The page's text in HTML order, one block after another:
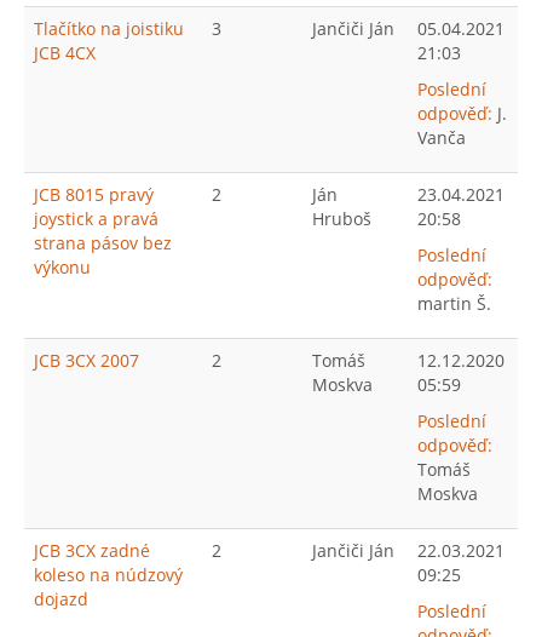
Tlačítko na joistiku
JCB 4CX
3 Jančiči Ján
05.04.2021
21:03
Poslední
odpověď: J.
Vanča
JCB 8015 pravý
joystick a pravá
strana pásov bez
výkonu
2
Ján
Hruboš
23.04.2021
20:58
Poslední
odpověď:
martin Š.
JCB 3CX 2007 2
Tomáš
Moskva
12.12.2020
05:59
Poslední
odpověď:
Tomáš
Moskva
JCB 3CX zadné
koleso na núdzový
dojazd
2 Jančiči Ján
22.03.2021
09:25
Poslední